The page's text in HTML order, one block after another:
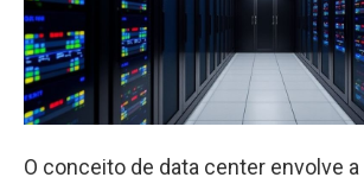
O conceito de data center envolve